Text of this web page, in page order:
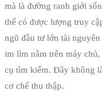
mà là đường ranh giới
thể có được lượng truy
ngũ đầu tư lớn tài
im lìm nằm trên máy
cụ tìm kiếm. Đây không
cơ chế thu thập.